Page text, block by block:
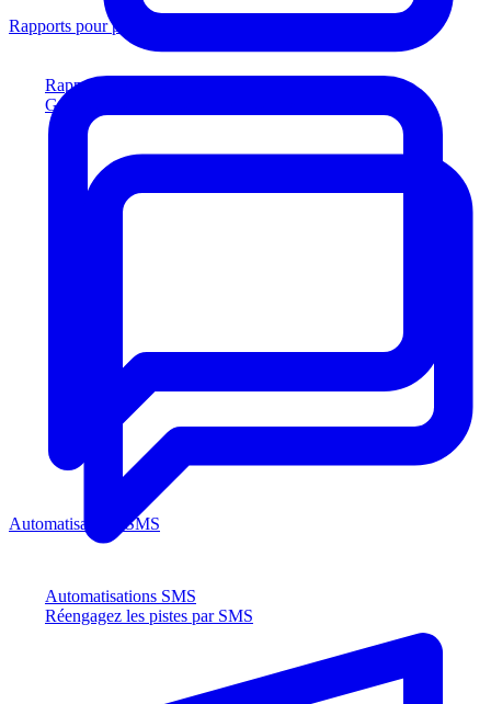
Rapports pour prêteurs
Générez des rapports conformes aux prêteurs
Automatisations SMS
Réengagez les pistes par SMS
Rapports pour prêteurs
Automatisations SMS